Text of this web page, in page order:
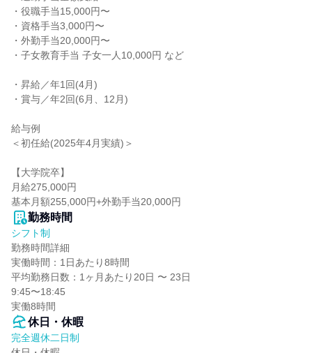
・役職手当15,000円〜
・資格手当3,000円〜
・外勤手当20,000円〜
・子女教育手当 子女一人10,000円 など
・昇給／年1回(4月)
・賞与／年2回(6月、12月)
給与例
＜初任給(2025年4月実績)＞
【大学院卒】
月給275,000円
基本月額255,000円+外勤手当20,000円
勤務時間
シフト制
勤務時間詳細
実働時間：1日あたり8時間
平均勤務日数：1ヶ月あたり20日 〜 23日
9:45〜18:45
実働8時間
休日・休暇
完全週休二日制